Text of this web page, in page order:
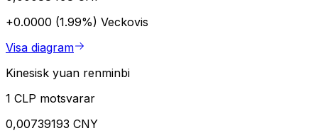
+0.0000 (1.99%) Veckovis
Visa diagram
Kinesisk yuan renminbi
1 CLP motsvarar
0,00739193 CNY